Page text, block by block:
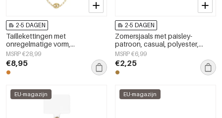
2-5 DAGEN
Taillekettingen met
onregelmatige vorm,
eenvoudige roestvrijstalen
accessoires voor dagelijks
gebruik.
MSRP €28,99
€8,95
2-5 DAGEN
Zomersjaals met paisley-
patroon, casual, polyester,
dagelijkse accessoires
MSRP €6,99
€2,25
EU-magazijn EU-magazijn